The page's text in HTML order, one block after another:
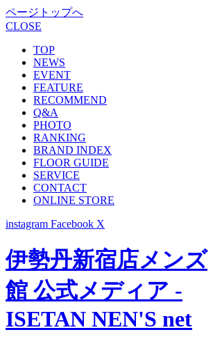
ページトップへ
CLOSE
TOP
NEWS
EVENT
FEATURE
RECOMMEND
Q&A
PHOTO
RANKING
BRAND INDEX
FLOOR GUIDE
SERVICE
CONTACT
ONLINE STORE
instagram Facebook X
伊勢丹新宿店メンズ
館 公式メディア -
ISETAN NEN'S net